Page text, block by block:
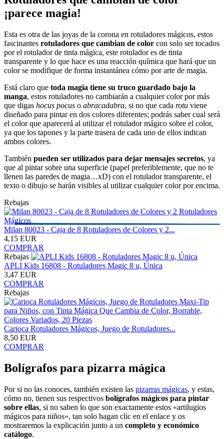
¡parece magia!
Esta es otra de las joyas de la corona en rotuladores mágicos, estos
fascinantes rotuladores que cambian de color con solo ser tocados
por el rotulador de tinta mágica, este rotulador es de tinta
transparente y lo que hace es una reacción química que hará que un
color se modifique de forma instantánea cómo por arte de magia.
Está claro que toda magia tiene su truco guardado bajo la
manga, estos rotuladores no cambiarán a cualquier color por más
que digas hocus pocus o abracadabra, si no que cada rotu viene
diseñado para pintar en dos colores diferentes; podrás saber cual será
el color que aparecerá al utilizar el rotulador mágico sobre el color,
ya que los tapones y la parte trasera de cada uno de ellos indican
ambos colores.
También pueden ser utilizados para dejar mensajes secretos, ya
que al pintar sobre una superficie (papel preferiblemente, que no te
llenen las paredes de magia…xD) con el rotulador transparente, el
texto o dibujo se harán visibles al utilizar cualquier color por encima.
Rebajas
Milan 80023 - Caja de 8 Rotuladores de Colores y 2...
4,15 EUR
COMPRAR
Rebajas
APLI Kids 16808 - Rotuladores Magic 8 u, Única
3,47 EUR
COMPRAR
Rebajas
Carioca Rotuladores Mágicos, Juego de Rotuladores...
8,50 EUR
COMPRAR
Bolígrafos para pizarra mágica
Por si no las conoces, también existen las pizarras mágicas, y estas,
cómo no, tienen sus respectivos bolígrafos mágicos para pintar
sobre ellas, si no saben lo que son exactamente estos «artilugios
mágicos para niños», tan solo hagan clic en el enlace y os
mostraremos la explicación junto a un completo y económico
catálogo.